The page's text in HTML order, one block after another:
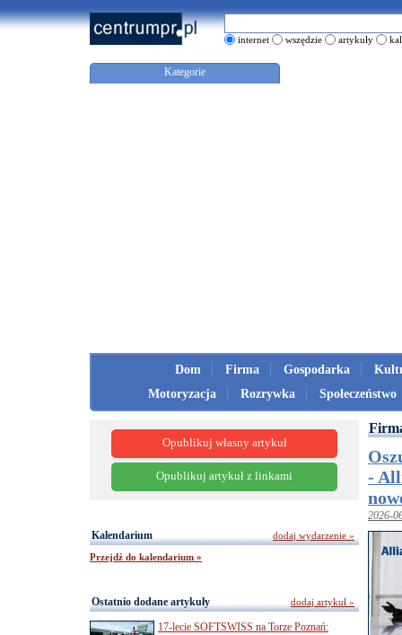
internet wszędzie artykuły
Kategorie
Dom Firma Gospodarka
Motoryzacja
Rozrywka Społeczeństwo
-
2026-
Opublikuj własny artykuł
Opublikuj artykuł z linkami
Kalendarium
Przejdź do kalendarium »
dodaj wydarzenie »
Ostatnio dodane artykuły
17-lecie SOFTSWISS na Torze Poznań:
dodaj artykuł »